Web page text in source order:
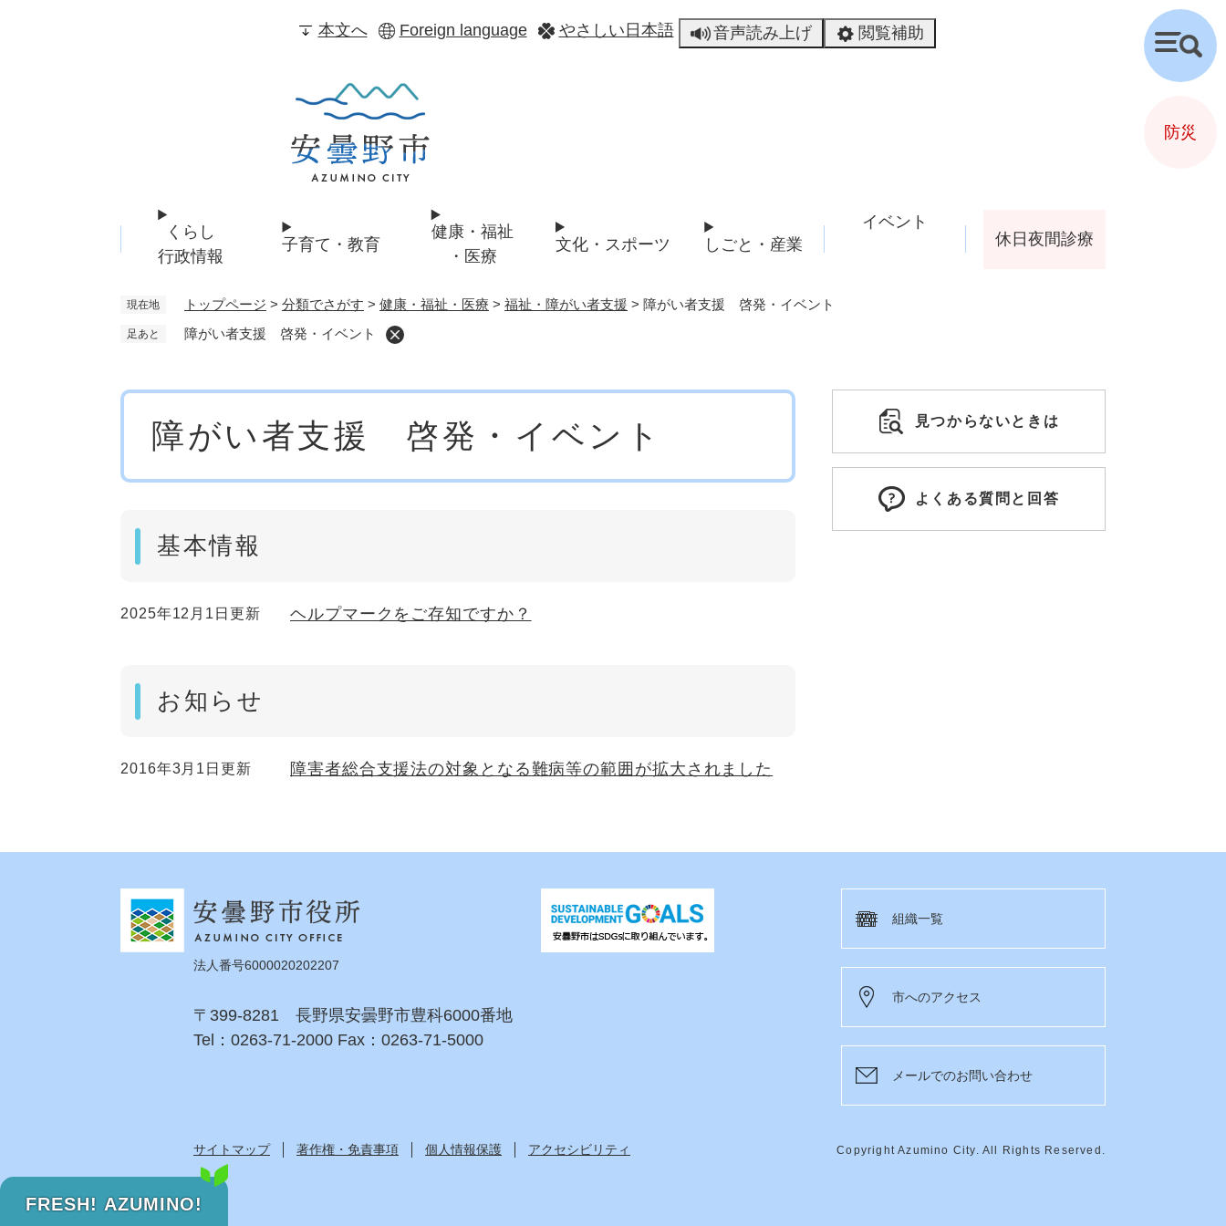
本文へ Foreign language やさしい日本語 音声読み上げ 閲覧補助
くらし
行政情報
子育て・教育
健康・福祉
・医療
文化・スポーツ しごと・産業
イベント
休日夜間診療
現在地 トップページ > 分類でさがす > 健康・福祉・医療 > 福祉・障がい者支援 > 障がい者支援 啓発・イベント
足あと 障がい者支援 啓発・イベント
障がい者支援 啓発・イベント
基本情報
2025年12月1日更新 ヘルプマークをご存知ですか？
お知らせ
2016年3月1日更新 障害者総合支援法の対象となる難病等の範囲が拡大されました
見つからないときは
よくある質問と回答
FRESH! AZUMINO!
検
索
防災
法人番号6000020202207
〒399-8281 長野県安曇野市豊科6000番地
Tel：0263-71-2000 Fax：0263-71-5000
組織一覧
市へのアクセス
メールでのお問い合わせ
サイトマップ 著作権・免責事項 個人情報保護 アクセシビリティ Copyright Azumino City. All Rights Reserved.